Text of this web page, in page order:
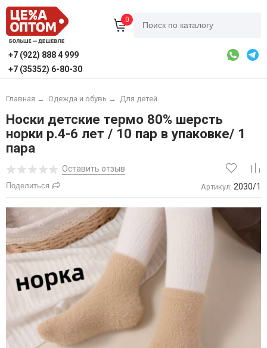
0
+7 (922) 888 4 999
+7 (35352) 6-80-30
Главная → Одежда и обувь → Для детей
Носки детские термо 80% шерсть
норки р.4-6 лет / 10 пар в упаковке/ 1
пара
Оставить отзыв
Поделиться Артикул: 2030/1